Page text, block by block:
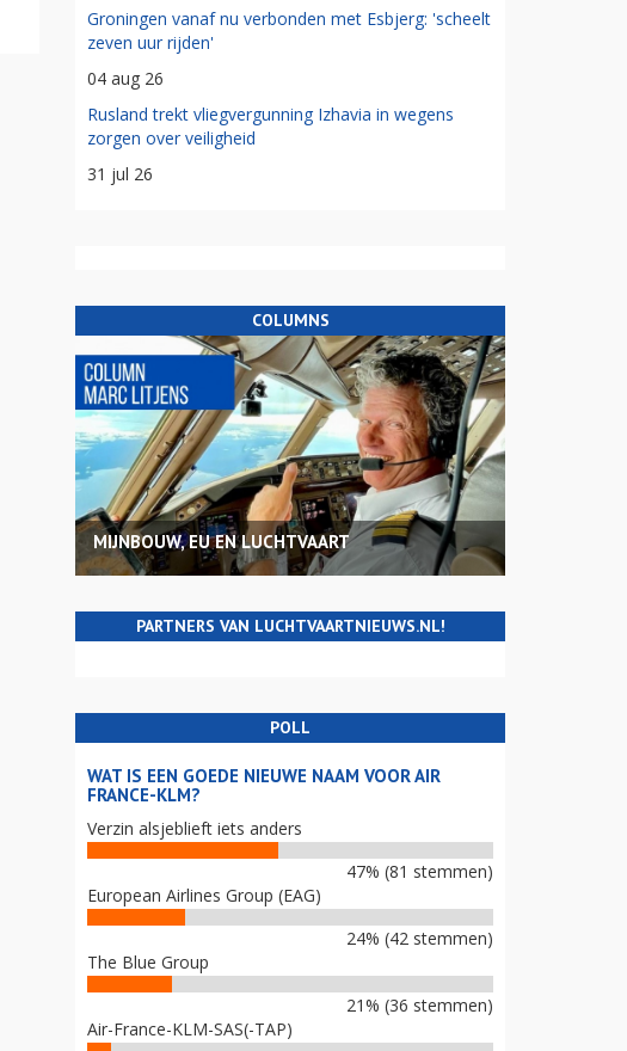
Groningen vanaf nu verbonden met Esbjerg: 'scheelt
zeven uur rijden'
04 aug 26
Rusland trekt vliegvergunning Izhavia in wegens
zorgen over veiligheid
31 jul 26
COLUMNS
MIJNBOUW, EU EN LUCHTVAART
PARTNERS VAN LUCHTVAARTNIEUWS.NL!
POLL
WAT IS EEN GOEDE NIEUWE NAAM VOOR AIR
FRANCE-KLM?
Verzin alsjeblieft iets anders
47% (81 stemmen)
European Airlines Group (EAG)
24% (42 stemmen)
The Blue Group
21% (36 stemmen)
Air-France-KLM-SAS(-TAP)